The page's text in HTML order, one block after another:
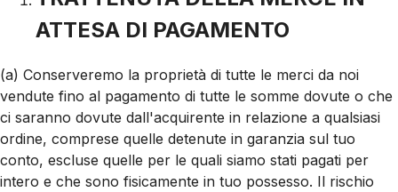
ATTESA DI PAGAMENTO
(a) Conserveremo la proprietà di tutte le merci da noi
vendute fino al pagamento di tutte le somme dovute o che
ci saranno dovute dall'acquirente in relazione a qualsiasi
ordine, comprese quelle detenute in garanzia sul tuo
conto, escluse quelle per le quali siamo stati pagati per
intero e che sono fisicamente in tuo possesso. Il rischio